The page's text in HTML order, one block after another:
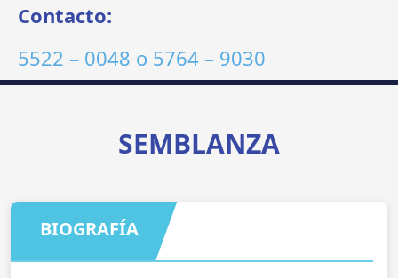
Contacto:
5522 – 0048 o 5764 – 9030
SEMBLANZA
BIOGRAFÍA